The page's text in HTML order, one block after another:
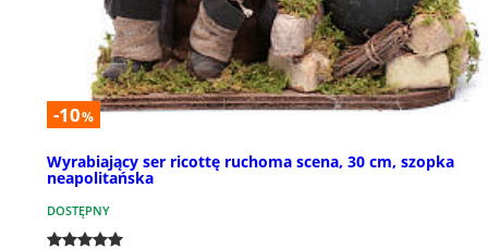
-10%
Wyrabiający ser ricottę ruchoma scena, 30 cm, szopka
neapolitańska
DOSTĘPNY